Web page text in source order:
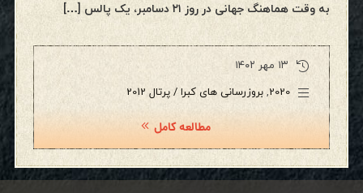
به وقت هماهنگ جهانی در روز ۲۱ دسامبر، یک پالس […]
۱۳ مهر ۱۴۰۲
2020
, بروزرسانی های کبرا / پرتال 2012
مطالعه کامل